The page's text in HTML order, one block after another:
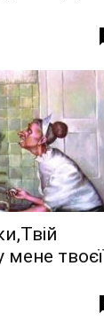
мене твоєї